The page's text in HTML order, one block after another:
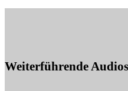
Weiterführende Audios